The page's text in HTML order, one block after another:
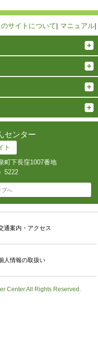
のサイトについて| マニュアル|
センター
ト
町下長窪1007番地
5222
プへ
通案内・アクセス
人情報の取扱い
Center All Rights Reserved.